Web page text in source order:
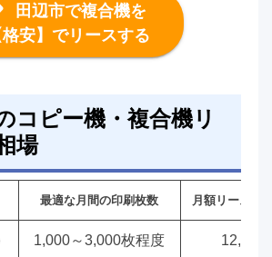
田辺市で複合機を
格安】でリースする
コピー機・複合機リ
場
最適な月間の印刷枚数 月額リース料
1,000～3,000枚程度 12,000